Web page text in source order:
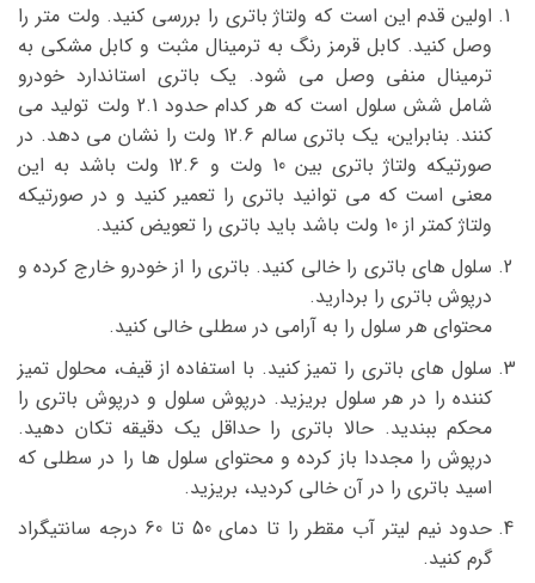
اولین قدم این است که ولتاژ باتری را بررسی کنید. ولت متر را
وصل کنید. کابل قرمز رنگ به ترمینال مثبت و کابل مشکی به
ترمینال منفی وصل می شود. یک باتری استاندارد خودرو
شامل شش سلول است که هر کدام حدود 2.1 ولت تولید می
کنند. بنابراین، یک باتری سالم 12.6 ولت را نشان می دهد. در
صورتیکه ولتاژ باتری بین 10 ولت و 12.6 ولت باشد به این
معنی است که می توانید باتری را تعمیر کنید و در صورتیکه
ولتاژ کمتر از 10 ولت باشد باید باتری را تعویض کنید.
سلول های باتری را خالی کنید. باتری را از خودرو خارج کرده و
درپوش باتری را بردارید.
محتوای هر سلول را به آرامی در سطلی خالی کنید.
سلول های باتری را تمیز کنید. با استفاده از قیف، محلول تمیز
کننده را در هر سلول بریزید. درپوش سلول و درپوش باتری را
محکم ببندید. حالا باتری را حداقل یک دقیقه تکان دهید.
درپوش را مجددا باز کرده و محتوای سلول ها را در سطلی که
اسید باتری را در آن خالی کردید، بریزید.
حدود نیم لیتر آب مقطر را تا دمای 50 تا 60 درجه سانتیگراد
گرم کنید.